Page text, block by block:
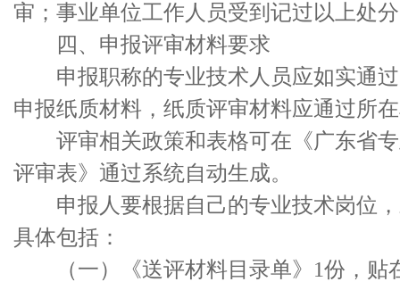
审；事业单位工作人员受到记过以上处
四、申报评审材料要求
申报职称的专业技术人员应如实通过
申报纸质材料，纸质评审材料应通过所
评审相关政策和表格可在《广东省专
评审表》通过系统自动生成。
申报人要根据自己的专业技术岗位，
具体包括：
（一）《送评材料目录单》1份，贴